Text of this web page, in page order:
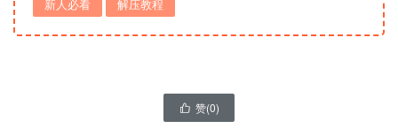
新人必看 解压教程
 赞(0)